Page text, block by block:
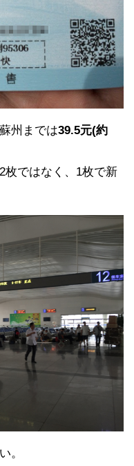
州までは39.5元(約
枚ではなく、1枚で新
。